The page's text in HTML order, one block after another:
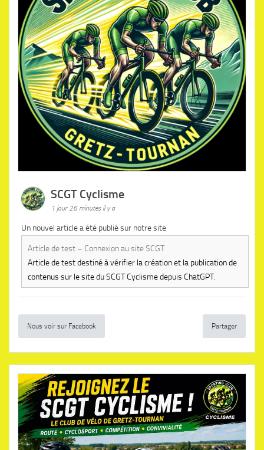
SCGT Cyclisme
1 jour 26 minutes il y a
Un nouvel article a été publié sur notre site
Article de test – Connexion au site SCGT
Article de test destiné à vérifier la création et la publication de
contenus sur le site du SCGT Cyclisme depuis ChatGPT.
Nous voir sur Facebook Partager